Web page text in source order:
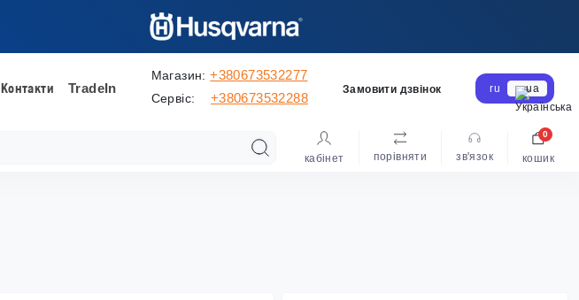
Контакти TradeIn
Магазин:+380673532277
Сервіс: +380673532288
Замовити дзвінок ru ua
кабінет порівняти зв'язок кошик
0